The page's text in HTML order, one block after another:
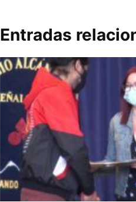
Entradas